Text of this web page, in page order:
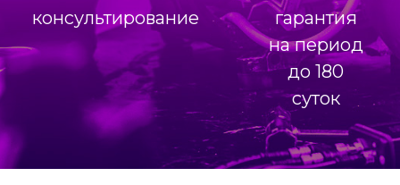
консультирование
гарантия
на период
до 180
суток